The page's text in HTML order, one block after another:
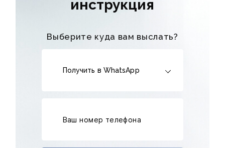
инструкция
Выберите куда вам выслать?
Получить в WhatsApp